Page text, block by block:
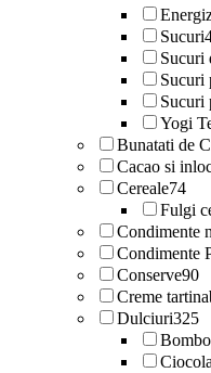
Sucuri
Sucuri
Sucuri
Sucuri
Yogi
Bunatati de
Cacao si
Cereale74
Fulgi
Condimente
Condimente
Conserve90
Creme
Dulciuri325